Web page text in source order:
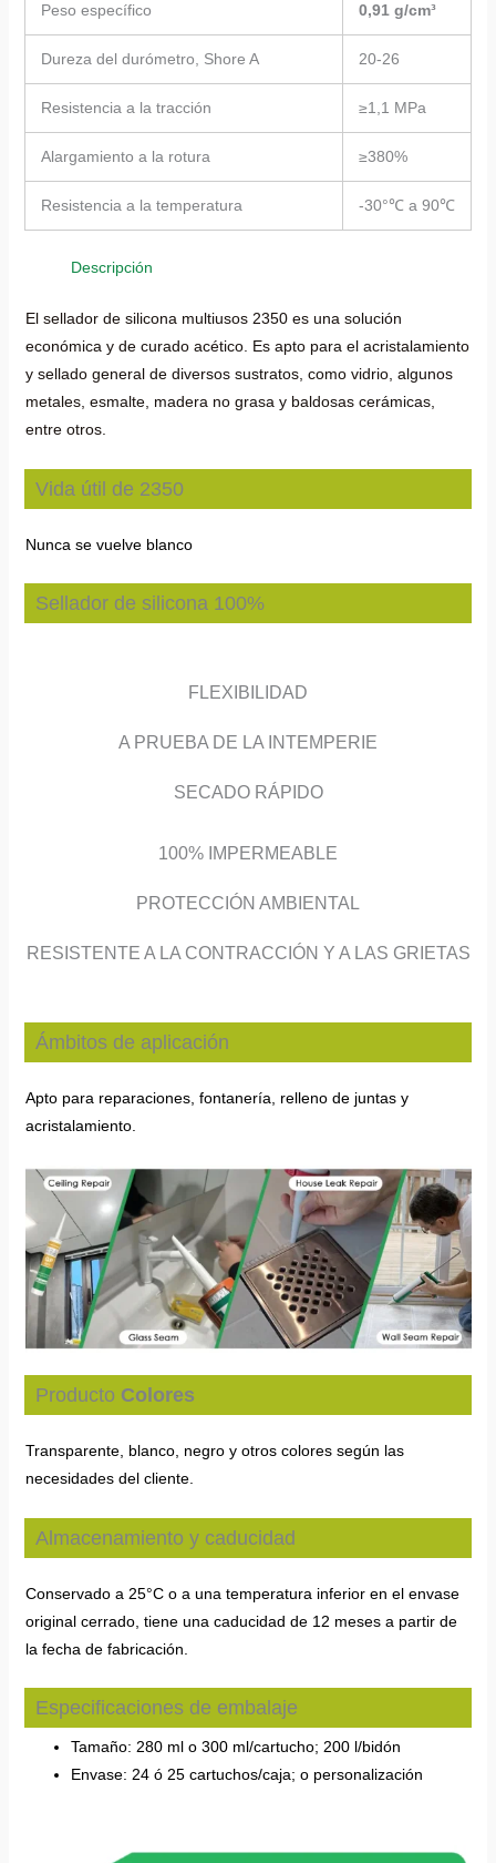
Peso específico 0,91 g/cm³
Dureza del durómetro, Shore A 20-26
Resistencia a la tracción ≥1,1 MPa
Alargamiento a la rotura ≥380%
Resistencia a la temperatura -30°℃ a 90℃
Descripción
El sellador de silicona multiusos 2350 es una solución
económica y de curado acético. Es apto para el acristalamiento
y sellado general de diversos sustratos, como vidrio, algunos
metales, esmalte, madera no grasa y baldosas cerámicas,
entre otros.
Vida útil de 2350
Nunca se vuelve blanco
Sellador de silicona 100%
FLEXIBILIDAD
A PRUEBA DE LA INTEMPERIE
SECADO RÁPIDO
100% IMPERMEABLE
PROTECCIÓN AMBIENTAL
RESISTENTE A LA CONTRACCIÓN Y A LAS GRIETAS
Ámbitos de aplicación
Apto para reparaciones, fontanería, relleno de juntas y
acristalamiento.
Producto Colores
Transparente, blanco, negro y otros colores según las
necesidades del cliente.
Almacenamiento y caducidad
Conservado a 25°C o a una temperatura inferior en el envase
original cerrado, tiene una caducidad de 12 meses a partir de
la fecha de fabricación.
Especificaciones de embalaje
Tamaño: 280 ml o 300 ml/cartucho; 200 l/bidón
Envase: 24 ó 25 cartuchos/caja; o personalización